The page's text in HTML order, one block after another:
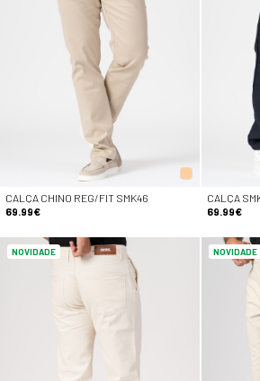
CALÇA CHINO REG/FIT SMK46
69.99€
CALÇA
69.99€
NOVIDADE NOVIDADE